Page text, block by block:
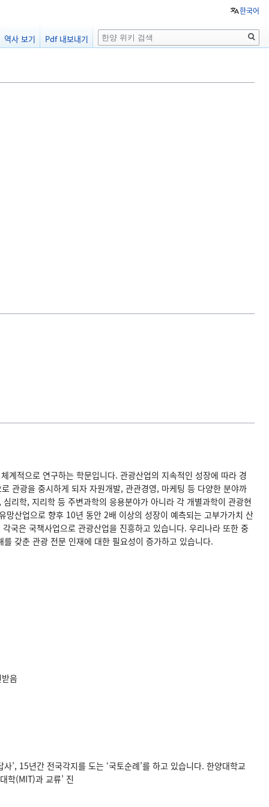
계적으로 연구하는 학문입니다. 관광산업의 지속적인 성장에 따라 경
관광을 중시하게 되자 자원개발, 관관경영, 마케팅 등 다양한 분야까
리학, 지리학 등 주변과학의 응용분야가 아니라 각 개별과학이 관광현
산업으로 향후 10년 동안 2배 이상의 성장이 예측되는 고부가가치 산
국은 국책사업으로 관광산업을 진흥하고 있습니다. 우리나라 또한 중
갖춘 관광 전문 인재에 대한 필요성이 증가하고 있습니다.
음
’, 15년간 전국각지를 도는 ‘국토순례’를 하고 있습니다. 한양대학교
학(MIT)과 교류’ 진
한국어
역사 보기 Pdf 내보내기
검
색